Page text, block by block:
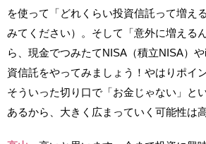
を使って「どれくらい投資信託って増え
みてください）。そして「意外に増える
ら、現金でつみたてNISA（積立NISA）
資信託をやってみましょう！やはりポイ
そういった切り口で「お金じゃない」と
あるから、大きく広まっていく可能性は